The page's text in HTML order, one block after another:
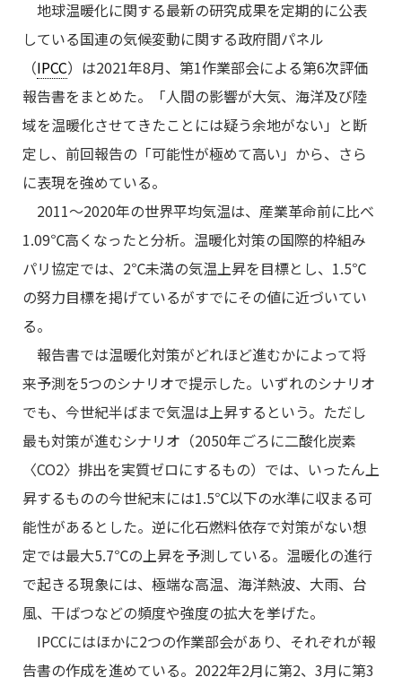
地球温暖化に関する最新の研究成果を定期的に公表
している国連の気候変動に関する政府間パネル
（IPCC）は2021年8月、第1作業部会による第6次評価
報告書をまとめた。「人間の影響が大気、海洋及び陸
域を温暖化させてきたことには疑う余地がない」と断
定し、前回報告の「可能性が極めて高い」から、さら
に表現を強めている。
2011～2020年の世界平均気温は、産業革命前に比べ
1.09℃高くなったと分析。温暖化対策の国際的枠組み
パリ協定では、2℃未満の気温上昇を目標とし、1.5℃
の努力目標を掲げているがすでにその値に近づいてい
る。
報告書では温暖化対策がどれほど進むかによって将
来予測を5つのシナリオで提示した。いずれのシナリオ
でも、今世紀半ばまで気温は上昇するという。ただし
最も対策が進むシナリオ（2050年ごろに二酸化炭素
〈CO2〉排出を実質ゼロにするもの）では、いったん上
昇するものの今世紀末には1.5℃以下の水準に収まる可
能性があるとした。逆に化石燃料依存で対策がない想
定では最大5.7℃の上昇を予測している。温暖化の進行
で起きる現象には、極端な高温、海洋熱波、大雨、台
風、干ばつなどの頻度や強度の拡大を挙げた。
IPCCにはほかに2つの作業部会があり、それぞれが報
告書の作成を進めている。2022年2月に第2、3月に第3